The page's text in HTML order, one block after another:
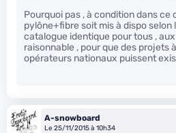
Pourquoi pas , à condition dans ce
pylône+fibre soit mis à dispo selon
catalogue identique pour tous ,
raisonnable , pour que des projets
opérateurs nationaux puissent
A-snowboard
Le 25/11/2015 à 10h34